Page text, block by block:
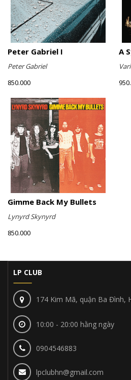
Peter Gabriel I
Peter Gabriel
850.000
A
Gimme Back My Bullets
Lynyrd Skynyrd
850.000
LP CLUB
174 Kim Mã, quận Ba Đình,
10:00 - 20:00 hằng ngày
0904546883
lpclubhn@gmail.com